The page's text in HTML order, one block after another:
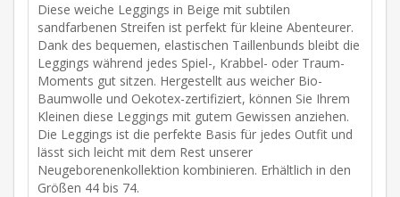
Diese weiche Leggings in Beige mit subtilen
sandfarbenen Streifen ist perfekt für kleine Abenteurer.
Dank des bequemen, elastischen Taillenbunds bleibt die
Leggings während jedes Spiel-, Krabbel- oder Traum-
Moments gut sitzen. Hergestellt aus weicher Bio-
Baumwolle und Oekotex-zertifiziert, können Sie Ihrem
Kleinen diese Leggings mit gutem Gewissen anziehen.
Die Leggings ist die perfekte Basis für jedes Outfit und
lässt sich leicht mit dem Rest unserer
Neugeborenenkollektion kombinieren. Erhältlich in den
Größen 44 bis 74.